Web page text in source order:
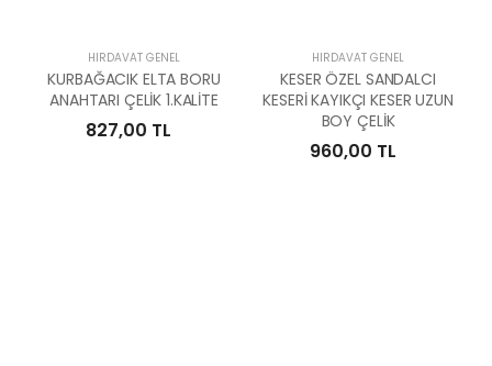
HIRDAVAT GENEL
KURBAĞACIK ELTA BORU
ANAHTARI ÇELİK 1.KALİTE
827,00 TL
HIRDAVAT GENEL
KESER ÖZEL SANDALCI
KESERİ KAYIKÇI KESER UZUN
BOY ÇELİK
960,00 TL